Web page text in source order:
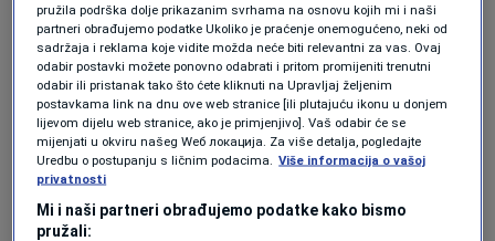
INOVACIJE
Kina vodi novu AI utrku: Robotske
ruke postaju ključ buduće ekonomije
vrijedne milijarde dolara
Forbes BiH
Novo istraživanje posve opovrgava
očekivanja analitičara za budućnost
pružila podrška dolje prikazanim svrhama na osnovu kojih mi i naši
partneri obrađujemo podatke Ukoliko je praćenje onemogućeno, neki od
sadržaja i reklama koje vidite možda neće biti relevantni za vas. Ovaj
odabir postavki možete ponovno odabrati i pritom promijeniti trenutni
odabir ili pristanak tako što ćete kliknuti na Upravljaj željenim
postavkama link na dnu ove web stranice [ili plutajuću ikonu u donjem
lijevom dijelu web stranice, ako je primjenjivo]. Vaš odabir će se
mijenjati u okviru našeg Wеб локација. Za više detalja, pogledajte
Uredbu o postupanju s ličnim podacima.
Više informacija o vašoj
privatnosti
Mi i naši partneri obrađujemo podatke kako bismo
pružali: